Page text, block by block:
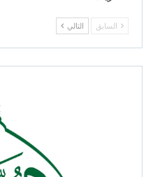
السابق التالي